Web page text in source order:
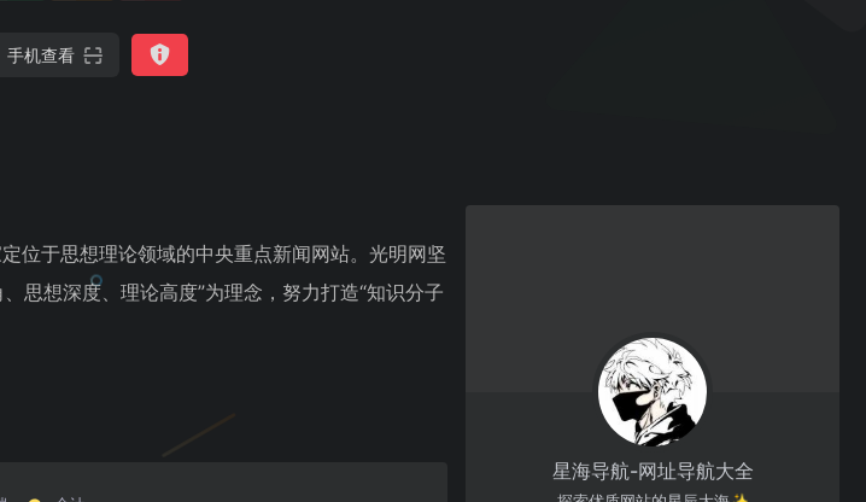
手机查看
位于思想理论领域的中央重点新闻网站。光明网坚
思想深度、理论高度”为理念，努力打造“知识分子
星海导航-网址导航大全